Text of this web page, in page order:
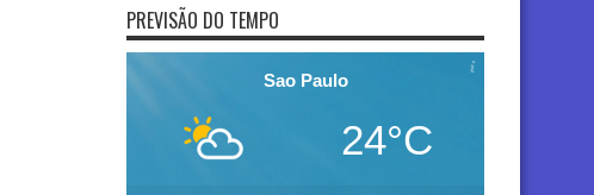
PREVISÃO DO TEMPO
Sao Paulo
24°C